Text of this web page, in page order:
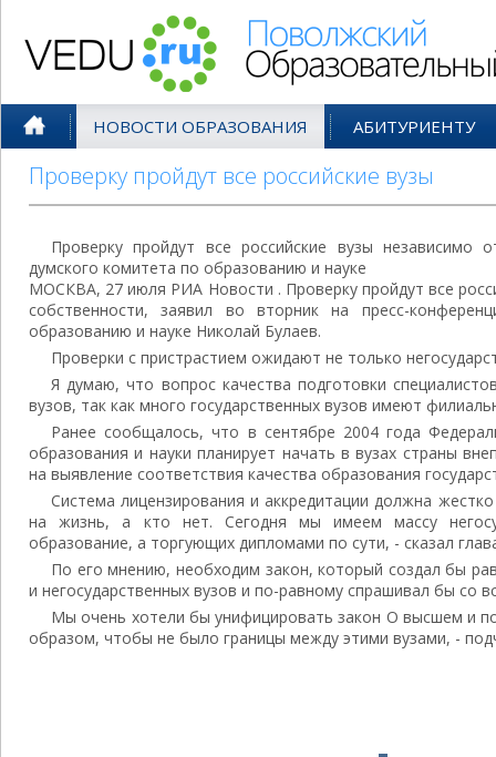
НОВОСТИ ОБРАЗОВАНИЯ АБИТУРИЕНТУ
Проверку пройдут все российские вузы
Проверку пройдут все российские вузы независимо
думского комитета по образованию и науке
МОСКВА, 27 июля РИА Новости . Проверку пройдут все
собственности, заявил во вторник на пресс-
образованию и науке Николай Булаев.
Проверки с пристрастием ожидают не только
Я думаю, что вопрос качества подготовки
вузов, так как много государственных вузов имеют
Ранее сообщалось, что в сентябре 2004 года
образования и науки планирует начать в вузах страны
на выявление соответствия качества образования
Система лицензирования и аккредитации должна
на жизнь, а кто нет. Сегодня мы имеем массу
образование, а торгующих дипломами по сути, - сказал
По его мнению, необходим закон, который создал бы
и негосударственных вузов и по-равному спрашивал бы со
Мы очень хотели бы унифицировать закон О высшем и
образом, чтобы не было границы между этими вузами, -